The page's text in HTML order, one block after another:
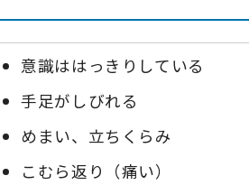
意識ははっきりしている
手足がしびれる
めまい、立ちくらみ
こむら返り（痛い）